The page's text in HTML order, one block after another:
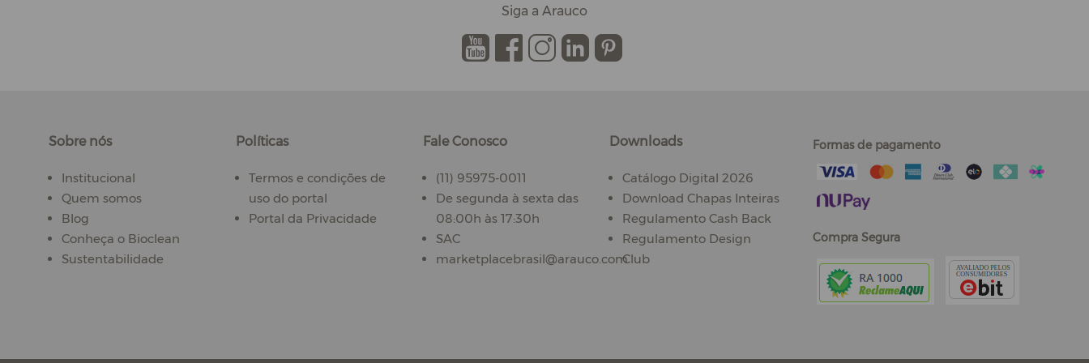
Siga a Arauco
. . . . .
Sobre nós
Institucional
Quem somos
Blog
Conheça o Bioclean
Sustentabilidade
Políticas
Termos e condições de
uso do portal
Portal da Privacidade
Fale Conosco
(11) 95975-0011
De segunda à sexta das
08:00h às 17:30h
SAC
marketplacebrasil@arauco.com
Downloads
Catálogo Digital 2026
Download Chapas Inteiras
Regulamento Cash Back
Regulamento Design
Club
Formas de pagamento
Compra Segura